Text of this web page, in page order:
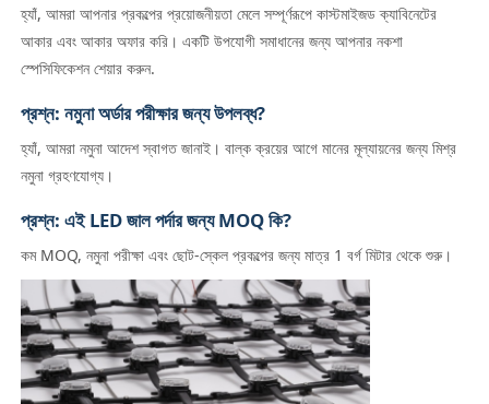
হ্যাঁ, আমরা আপনার প্রকল্পের প্রয়োজনীয়তা মেলে সম্পূর্ণরূপে কাস্টমাইজড ক্যাবিনেটের
আকার এবং আকার অফার করি। একটি উপযোগী সমাধানের জন্য আপনার নকশা
স্পেসিফিকেশন শেয়ার করুন.
প্রশ্ন: নমুনা অর্ডার পরীক্ষার জন্য উপলব্ধ?
হ্যাঁ, আমরা নমুনা আদেশ স্বাগত জানাই। বাল্ক ক্রয়ের আগে মানের মূল্যায়নের জন্য মিশ্র
নমুনা গ্রহণযোগ্য।
প্রশ্ন: এই LED জাল পর্দার জন্য MOQ কি?
কম MOQ, নমুনা পরীক্ষা এবং ছোট-স্কেল প্রকল্পের জন্য মাত্র 1 বর্গ মিটার থেকে শুরু।